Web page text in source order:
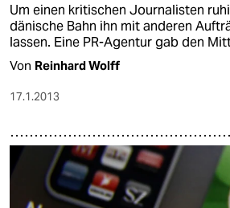
Um einen kritischen Journalisten
dänische Bahn ihn mit anderen
lassen. Eine PR-Agentur gab den
Von Reinhard Wolff
17.1.2013